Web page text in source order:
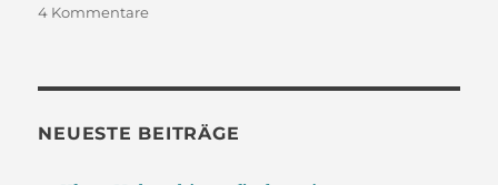
4 Kommentarezu
Nono:
NEUESTE BEITRÄGE